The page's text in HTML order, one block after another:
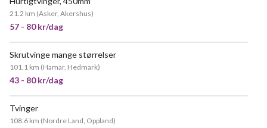
21.2 km (Asker, Akershus)
57 - 80 kr/dag
Skrutvinge mange størrelser
101.1 km (Hamar, Hedmark)
43 - 80 kr/dag
Tvinger
108.6 km (Nordre Land, Oppland)